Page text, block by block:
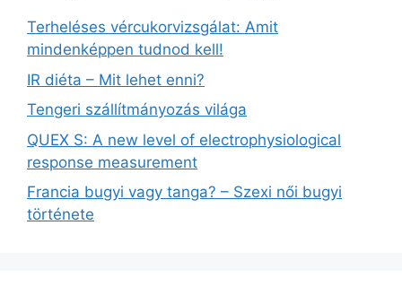
Terheléses vércukorvizsgálat: Amit
mindenképpen tudnod kell!
IR diéta – Mit lehet enni?
Tengeri szállítmányozás világa
QUEX S: A new level of electrophysiological
response measurement
Francia bugyi vagy tanga? – Szexi női bugyi
története